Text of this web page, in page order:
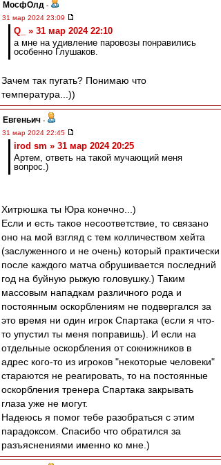
МосфОлд -
31 мар 2024 23:09
Q_ » 31 мар 2024 22:10
а мне на удивление паровозы понравились
особенно Глушаков.
Зачем так пугать? Понимаю что
температура...))
Евгеньич -
31 мар 2024 22:45
irod sm » 31 мар 2024 20:25
Артем, ответь на такой мучающий меня
вопрос.)
Хитрюшка ты Юра конечно...)
Если и есть такое несоответствие, то связано
оно на мой взгляд с тем колличеством хейта
(заслуженного и не очень) который практически
после каждого матча обрушивается последний
год на буйную рыжую головушку.) Таким
массовым нападкам различного рода и
постоянным оскорблениям не подвергался за
это время ни один игрок Спартака (если я что-
то упустил ты меня поправишь). И если на
отдельные оскорбления от сокнижников в
адрес кого-то из игроков "некоторые человеки"
стараются не реагировать, то на постоянные
оскорбления тренера Спартака закрывать
глаза уже не могут.
Надеюсь я помог тебе разобраться с этим
парадоксом. Спасибо что обратился за
разъяснениями именно ко мне.)